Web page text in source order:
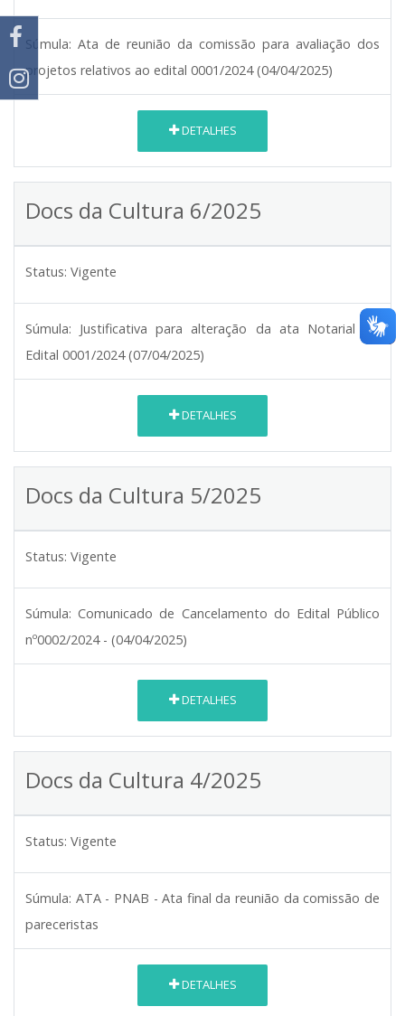
Súmula: Ata de reunião da comissão para avaliação dos
projetos relativos ao edital 0001/2024 (04/04/2025)
DETALHES
Docs da Cultura 6/2025
Status: Vigente
Súmula: Justificativa para alteração da ata Notarial do
Edital 0001/2024 (07/04/2025)
DETALHES
Docs da Cultura 5/2025
Status: Vigente
Súmula: Comunicado de Cancelamento do Edital Público
nº0002/2024 - (04/04/2025)
DETALHES
Docs da Cultura 4/2025
Status: Vigente
Súmula: ATA - PNAB - Ata final da reunião da comissão de
pareceristas
DETALHES